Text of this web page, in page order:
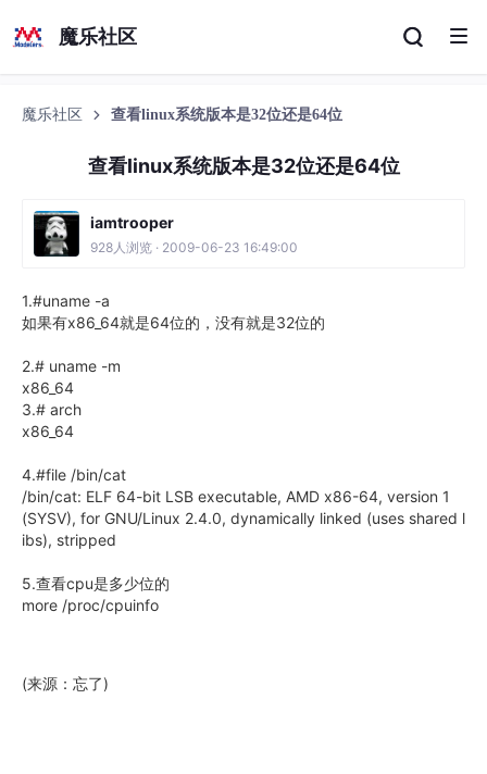
魔乐社区
魔乐社区 查看linux系统版本是32位还是64位
查看linux系统版本是32位还是64位
iamtrooper
928人浏览 · 2009-06-23 16:49:00
1.#uname -a
如果有x86_64就是64位的，没有就是32位的
2.# uname -m
x86_64
3.# arch
x86_64
4.#file /bin/cat
/bin/cat: ELF 64-bit LSB executable, AMD x86-64, version 1
(SYSV), for GNU/Linux 2.4.0, dynamically linked (uses shared l
ibs), stripped
5.查看cpu是多少位的
more /proc/cpuinfo
(来源：忘了)